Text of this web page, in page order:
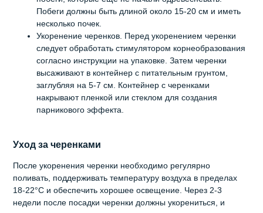
Побеги должны быть длиной около 15-20 см и иметь
несколько почек.
Укоренение черенков. Перед укоренением черенки
следует обработать стимулятором корнеобразования
согласно инструкции на упаковке. Затем черенки
высаживают в контейнер с питательным грунтом,
заглубляя на 5-7 см. Контейнер с черенками
накрывают пленкой или стеклом для создания
парникового эффекта.
Уход за черенками
После укоренения черенки необходимо регулярно
поливать, поддерживать температуру воздуха в пределах
18-22°C и обеспечить хорошее освещение. Через 2-3
недели после посадки черенки должны укорениться, и